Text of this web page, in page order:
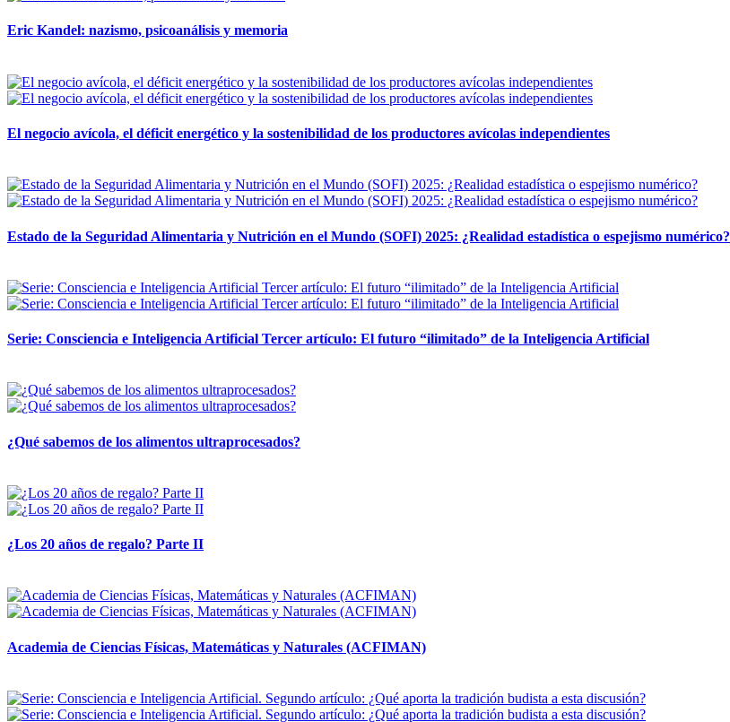
Eric Kandel: nazismo, psicoanálisis y memoria
El negocio avícola, el déficit energético y la sostenibilidad de los productores avícolas independientes
Estado de la Seguridad Alimentaria y Nutrición en el Mundo (SOFI) 2025: ¿Realidad estadística o espejismo numérico?
Serie: Consciencia e Inteligencia Artificial Tercer artículo: El futuro “ilimitado” de la Inteligencia Artificial
¿Qué sabemos de los alimentos ultraprocesados?
¿Los 20 años de regalo? Parte II
Academia de Ciencias Físicas, Matemáticas y Naturales (ACFIMAN)